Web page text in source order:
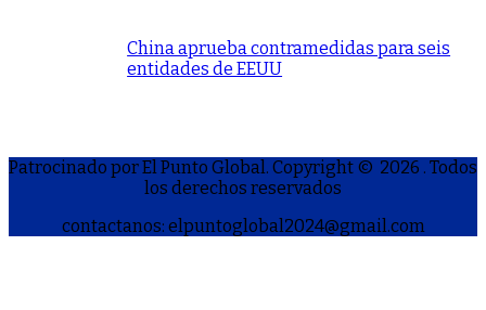
China aprueba contramedidas para seis
entidades de EEUU
Patrocinado por El Punto Global. Copyright © 2026 . Todos
los derechos reservados
contactanos: elpuntoglobal2024@gmail.com